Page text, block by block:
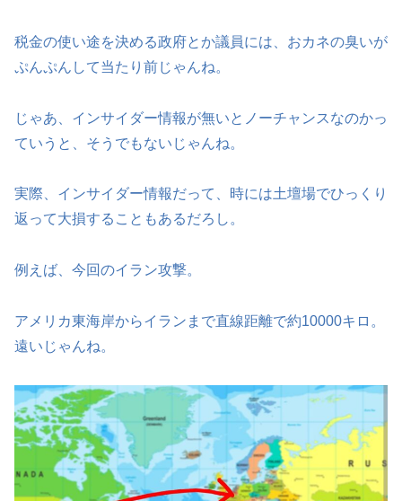
税金の使い途を決める政府とか議員には、おカネの臭いが
ぷんぷんして当たり前じゃんね。
じゃあ、インサイダー情報が無いとノーチャンスなのかっ
ていうと、そうでもないじゃんね。
実際、インサイダー情報だって、時には土壇場でひっくり
返って大損することもあるだろし。
例えば、今回のイラン攻撃。
アメリカ東海岸からイランまで直線距離で約10000キロ。
遠いじゃんね。